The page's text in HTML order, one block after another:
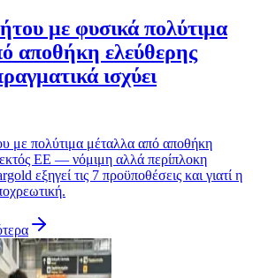
με φυσικά πολύτιμα
αποθήκη ελεύθερης
ισχύει
με πολύτιμα μέταλλα από αποθήκη
ΕΕ — νόμιμη αλλά περίπλοκη
εξηγεί τις 7 προϋποθέσεις και γιατί η